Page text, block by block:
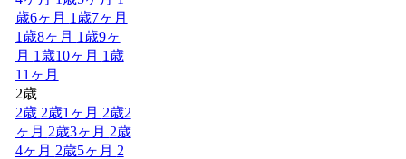
歳6ヶ月 1歳7ヶ月
1歳8ヶ月 1歳9ヶ
月 1歳10ヶ月 1歳
11ヶ月
2歳
2歳 2歳1ヶ月 2歳2
ヶ月 2歳3ヶ月 2歳
4ヶ月 2歳5ヶ月 2